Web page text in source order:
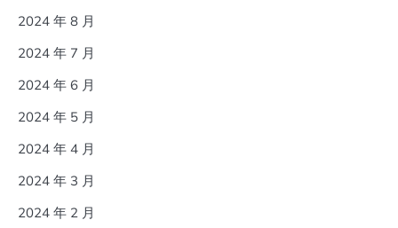
2024 年 8 月
2024 年 7 月
2024 年 6 月
2024 年 5 月
2024 年 4 月
2024 年 3 月
2024 年 2 月